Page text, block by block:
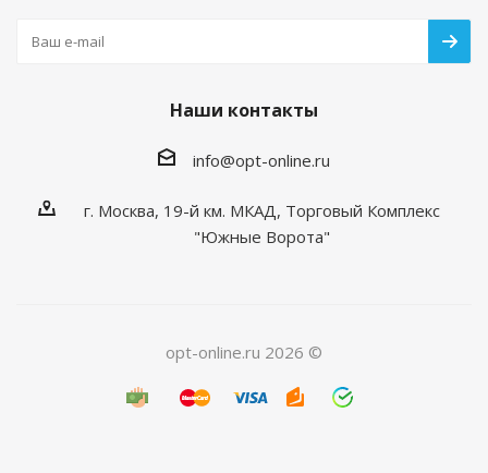
Наши контакты
info@opt-online.ru
г. Москва, 19-й км. МКАД, Торговый Комплекс
"Южные Ворота"
opt-online.ru 2026 ©